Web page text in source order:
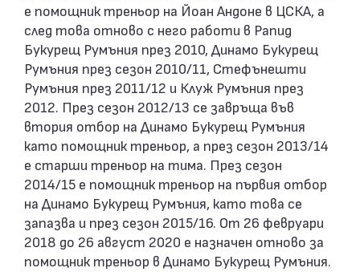
е помощник треньор на Йоан Андоне в ЦСКА, а
след това отново с него работи в Рапид
Букурещ Румъния през 2010, Динамо Букурещ
Румъния през сезон 2010/11, Стефънешти
Румъния през 2011/12 и Клуж Румъния през
2012. През сезон 2012/13 се завръща във
втория отбор на Динамо Букурещ Румъния
като помощник треньор, а през сезон 2013/14
е старши треньор на тима. През сезон
2014/15 е помощник треньор на първия отбор
на Динамо Букурещ Румъния, като това се
запазва и през сезон 2015/16. От 26 февруари
2018 до 26 август 2020 е назначен отново за
помощник треньор в Динамо Букурещ Румъния.